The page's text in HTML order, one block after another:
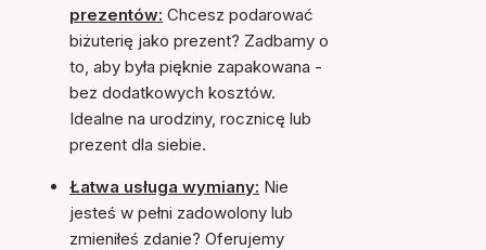
prezentów: Chcesz podarować
biżuterię jako prezent? Zadbamy o
to, aby była pięknie zapakowana -
bez dodatkowych kosztów.
Idealne na urodziny, rocznicę lub
prezent dla siebie.
Łatwa usługa wymiany: Nie
jesteś w pełni zadowolony lub
zmieniłeś zdanie? Oferujemy